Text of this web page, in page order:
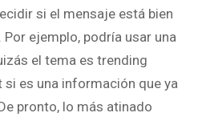
si el mensaje está bien
ejemplo, podría usar una
el tema es trending
es una información que ya
pronto, lo más atinado